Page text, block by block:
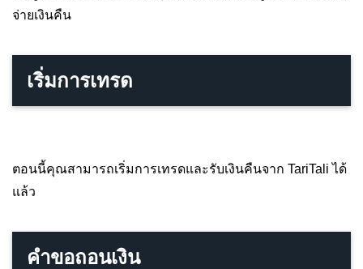
จ่ายเงินคืน
เริ่มการเทรด
ตอนนี้คุณสามารถเริ่มการเทรดและรับเงินคืนจาก TariTali ได้
แล้ว
คำขอถอนเงิน